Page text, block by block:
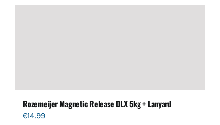
Rozemeijer Magnetic Release DLX 5kg + Lanyard
€14.99